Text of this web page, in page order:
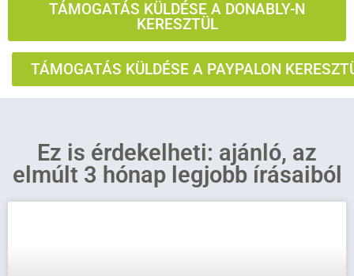
TÁMOGATÁS KÜLDÉSE A DONABLY-N
KERESZTÜL
TÁMOGATÁS KÜLDÉSE A PAYPALON
Ez is érdekelheti: ajánló, az
elmúlt 3 hónap legjobb írásaiból